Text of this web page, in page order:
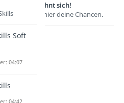
Lernen lohnt sich!
Entdecke hier deine Chancen.
Soft
04:07
04:42